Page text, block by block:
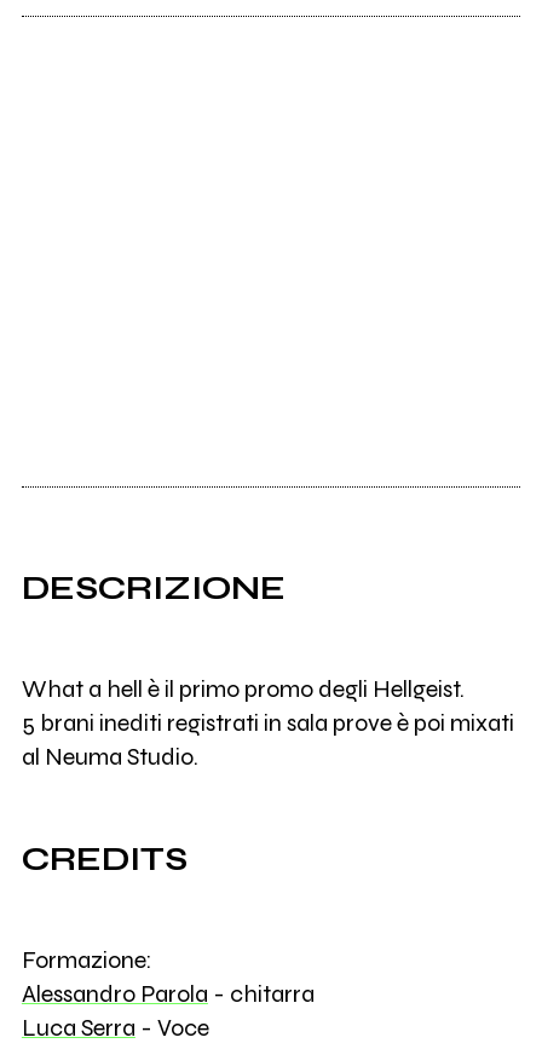
DESCRIZIONE
What a hell è il primo promo degli Hellgeist.
5 brani inediti registrati in sala prove è poi mixati
al Neuma Studio.
CREDITS
Formazione:
Alessandro Parola - chitarra
Luca Serra - Voce